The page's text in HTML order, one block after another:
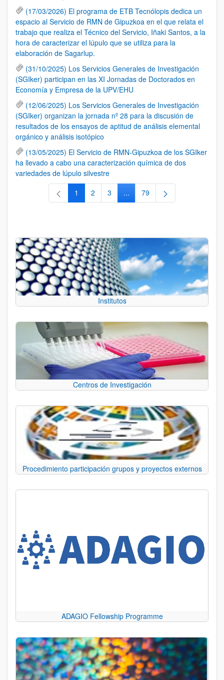
(17/03/2026) El programa de ETB Tecnólopis dedica un
espacio al Servicio de RMN de Gipuzkoa en el que relata el
trabajo que realiza el Técnico del Servicio, Iñaki Santos, a la
hora de caracterizar el lúpulo que se utiliza para la
elaboración de Sagarlup.
(31/10/2025) Los Servicios Generales de Investigación
(SGIker) participan en las XI Jornadas de Doctorados en
Economía y Empresa de la UPV/EHU
(12/06/2025) Los Servicios Generales de Investigación
(SGIker) organizan la jornada nº 28 para la discusión de
resultados de los ensayos de aptitud de análisis elemental
orgánico y análisis isotópico
(13/05/2025) El Servicio de RMN-Gipuzkoa de los SGIker
ha llevado a cabo una caracterización química de dos
variedades de lúpulo silvestre
Página
1 Página
2 Página
3 ...Páginas intermedias Use TAB
Página
79
Institutos
Centros de Investigación
Procedimiento participación grupos y proyectos externos
ADAGIO Fellowship Programme